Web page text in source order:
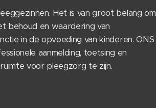
Het is van groot belang om
behoud en waardering van
in de opvoeding van kinderen. ONS
aanmelding, toetsing en
voor pleegzorg te zijn.